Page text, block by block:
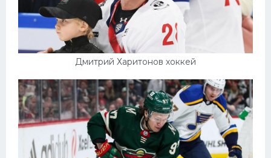
Дмитрий Харитонов хоккей